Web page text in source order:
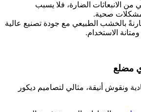
من الانبعاثات الضارة، فلا يسبب
مشكلات صحية.
بالخشب الطبيعي مع جودة تصنيع عالية
الاستخدام.